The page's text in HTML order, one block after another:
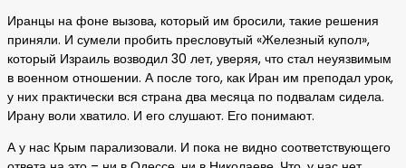
Иранцы на фоне вызова, который им бросили, такие решения
приняли. И сумели пробить пресловутый «Железный купол»,
который Израиль возводил 30 лет, уверяя, что стал неуязвимым
в военном отношении. А после того, как Иран им преподал урок,
у них практически вся страна два месяца по подвалам сидела.
Ирану воли хватило. И его слушают. Его понимают.
А у нас Крым парализовали. И пока не видно соответствующего